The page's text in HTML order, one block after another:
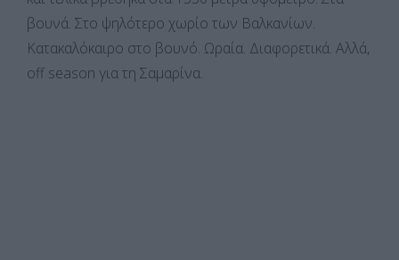
βουνά. Στο ψηλότερο χωρίο των Βαλκανίων.
Κατακαλόκαιρο στο βουνό. Ωραία. Διαφορετικά. Αλλά,
off season για τη Σαμαρίνα.